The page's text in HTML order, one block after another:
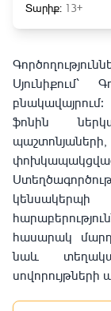
Տարիք: 13+
ֆոնին
հասարակ
նաև